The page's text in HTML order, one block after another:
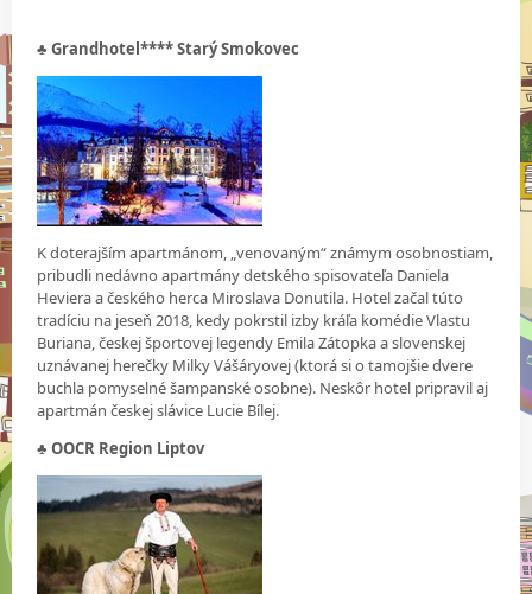
♣Grandhotel**** Starý Smokovec
K doterajším apartmánom, „venovaným“ známym osobnostiam,
pribudli nedávno apartmány detského spisovateľa Daniela
Heviera a českého herca Miroslava Donutila. Hotel začal túto
tradíciu na jeseň 2018, kedy pokrstil izby kráľa komédie Vlastu
Buriana, českej športovej legendy Emila Zátopka a slovenskej
uznávanej herečky Milky Vášáryovej (ktorá si o tamojšie dvere
buchla pomyselné šampanské osobne). Neskôr hotel pripravil aj
apartmán českej slávice Lucie Bílej.
♣ OOCR Region Liptov